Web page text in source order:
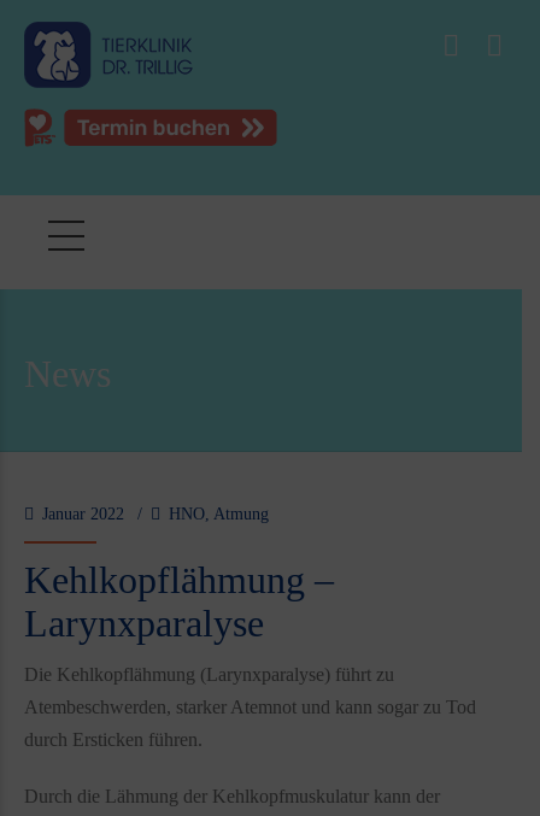
News
Januar 2022 HNO, Atmung
Kehlkopflähmung –
Larynxparalyse
Die Kehlkopflähmung (Larynxparalyse) führt zu
Atembeschwerden, starker Atemnot und kann sogar zu Tod
durch Ersticken führen.
Durch die Lähmung der Kehlkopfmuskulatur kann der